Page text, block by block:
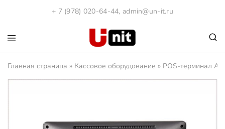
+ 7 (978) 020-64-44, admin@un-it.ru
1С:Юнит
Компания
Программы
Главная страница » Кассовое оборудование » POS-терминал